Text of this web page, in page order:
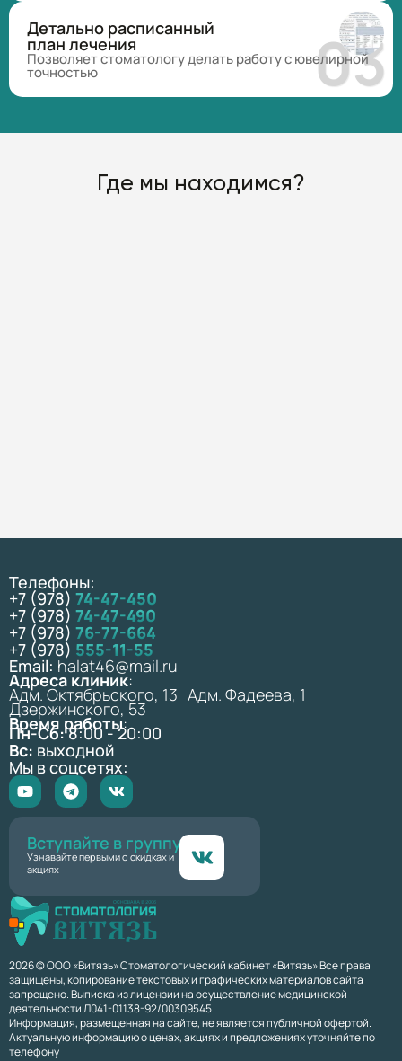
Детально расписанный
план лечения
Позволяет стоматологу делать работу с ювелирной
точностью
Где мы находимся?
2026 © ООО «Витязь» Стоматологический кабинет «Витязь» Все права
защищены, копирование текстовых и графических материалов сайта
запрещено. Выписка из лицензии на осуществление медицинской
деятельности Л041-01138-92/00309545
Информация, размещенная на сайте, не является публичной офертой.
Актуальную информацию о ценах, акциях и предложениях уточняйте по
телефону
Телефоны:
+7 (978) 74-47-450
+7 (978) 74-47-490
+7 (978) 76-77-664
+7 (978) 555-11-55
Email: halat46@mail.ru
Адреса клиник:
Адм. Октябрьского, 13 Адм. Фадеева, 1
Дзержинского, 53
Время работы:
Пн-Сб:8:00 - 20:00
Вс: выходной
Мы в соцсетях:
Вступайте в группу
Узнавайте первыми о скидках и
акциях